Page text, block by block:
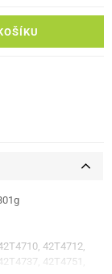
42T4712,
42T4751,